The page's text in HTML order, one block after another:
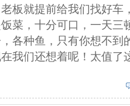
板就提前给我们找好车
菜，十分可口，一天三
各种鱼，只有你想不到
我们还想着呢！太值了